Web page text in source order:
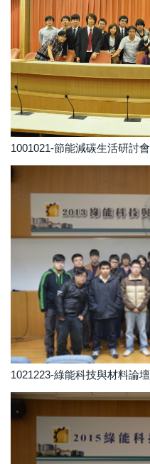
1001021-節能減碳生活研討會
1021223-綠能科技與材料論壇